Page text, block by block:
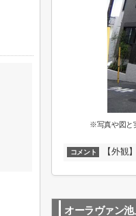
※写真や図と
コメント 【外観】
オーラヴァン池